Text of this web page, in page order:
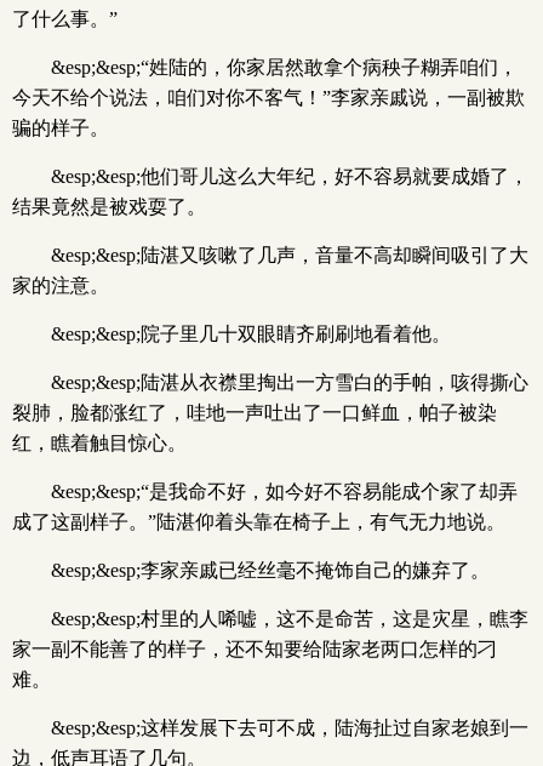
了什么事。”
&esp;&esp;“姓陆的，你家居然敢拿个病秧子糊弄咱们，
今天不给个说法，咱们对你不客气！”李家亲戚说，一副被欺
骗的样子。
&esp;&esp;他们哥儿这么大年纪，好不容易就要成婚了，
结果竟然是被戏耍了。
&esp;&esp;陆湛又咳嗽了几声，音量不高却瞬间吸引了大
家的注意。
&esp;&esp;院子里几十双眼睛齐刷刷地看着他。
&esp;&esp;陆湛从衣襟里掏出一方雪白的手帕，咳得撕心
裂肺，脸都涨红了，哇地一声吐出了一口鲜血，帕子被染
红，瞧着触目惊心。
&esp;&esp;“是我命不好，如今好不容易能成个家了却弄
成了这副样子。”陆湛仰着头靠在椅子上，有气无力地说。
&esp;&esp;李家亲戚已经丝毫不掩饰自己的嫌弃了。
&esp;&esp;村里的人唏嘘，这不是命苦，这是灾星，瞧李
家一副不能善了的样子，还不知要给陆家老两口怎样的刁
难。
&esp;&esp;这样发展下去可不成，陆海扯过自家老娘到一
边，低声耳语了几句。